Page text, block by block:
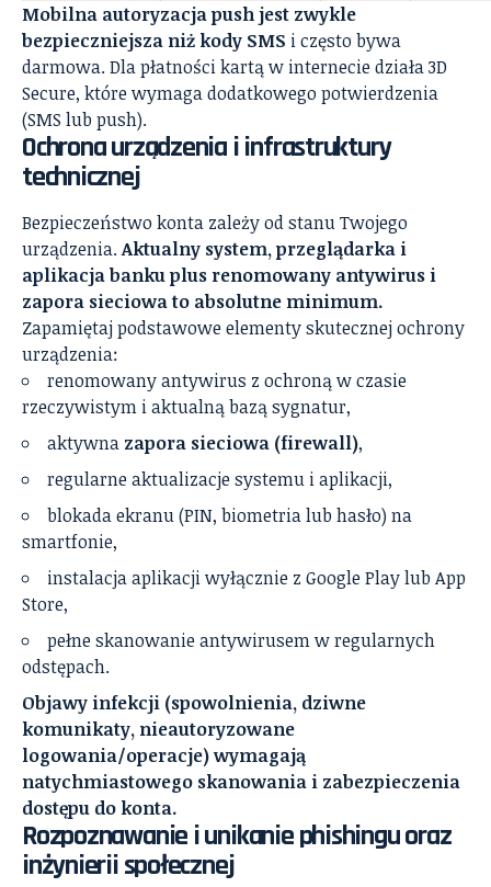
Mobilna autoryzacja push jest zwykle
bezpieczniejsza niż kody SMS i często bywa
darmowa. Dla płatności kartą w internecie działa 3D
Secure, które wymaga dodatkowego potwierdzenia
(SMS lub push).
Ochrona urządzenia i infrastruktury
technicznej
Bezpieczeństwo konta zależy od stanu Twojego
urządzenia.Aktualny system, przeglądarka i
aplikacja banku plus renomowany antywirus i
zapora sieciowa to absolutne minimum.
Zapamiętaj podstawowe elementy skutecznej ochrony
urządzenia:
renomowany antywirus z ochroną w czasie
rzeczywistym i aktualną bazą sygnatur,
aktywna zapora sieciowa (firewall),
regularne aktualizacje systemu i aplikacji,
blokada ekranu (PIN, biometria lub hasło) na
smartfonie,
instalacja aplikacji wyłącznie z Google Play lub App
Store,
pełne skanowanie antywirusem w regularnych
odstępach.
Objawy infekcji (spowolnienia, dziwne
komunikaty, nieautoryzowane
logowania/operacje) wymagają
natychmiastowego skanowania i zabezpieczenia
dostępu do konta.
Rozpoznawanie i unikanie phishingu oraz
inżynierii społecznej